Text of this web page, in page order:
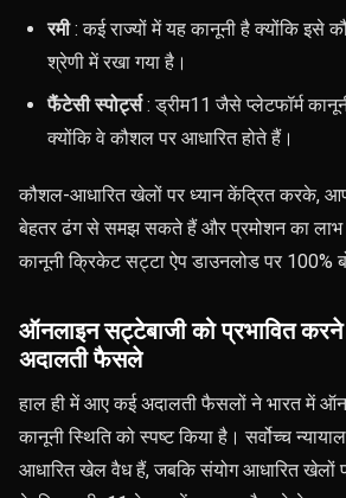
रमी: कई राज्यों में यह कानूनी है क्योंकि इसे
श्रेणी में रखा गया है।
फैंटेसी स्पोर्ट्स: ड्रीम11 जैसे प्लेटफॉर्म
क्योंकि वे कौशल पर आधारित होते हैं।
कौशल-आधारित खेलों पर ध्यान केंद्रित करके,
बेहतर ढंग से समझ सकते हैं और प्रमोशन का
कानूनी क्रिकेट सट्टा ऐप डाउनलोड पर 100%
ऑनलाइन सट्टेबाजी को प्रभावित करने
अदालती फैसले
हाल ही में आए कई अदालती फैसलों ने भारत में
कानूनी स्थिति को स्पष्ट किया है। सर्वोच्च
आधारित खेल वैध हैं, जबकि संयोग आधारित खेलों